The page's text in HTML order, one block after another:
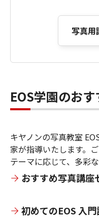
写真用
EOS学園のお
キヤノンの写真教室
家が指導いたします。
テーマに応じて、多彩
おすすめ写真講座
初めてのEOS 入